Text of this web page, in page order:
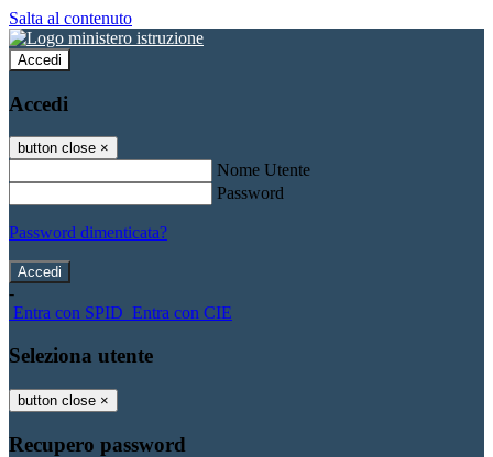
Salta al contenuto
Accedi
Accedi
button close ×
Nome Utente
Password
Password dimenticata?
-
Entra con SPID Entra con CIE
Seleziona utente
button close ×
Recupero password